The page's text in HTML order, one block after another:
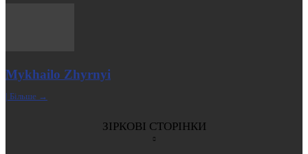
Mykhailo Zhyrnyi
| Більше →
ЗІРКОВІ СТОРІНКИ